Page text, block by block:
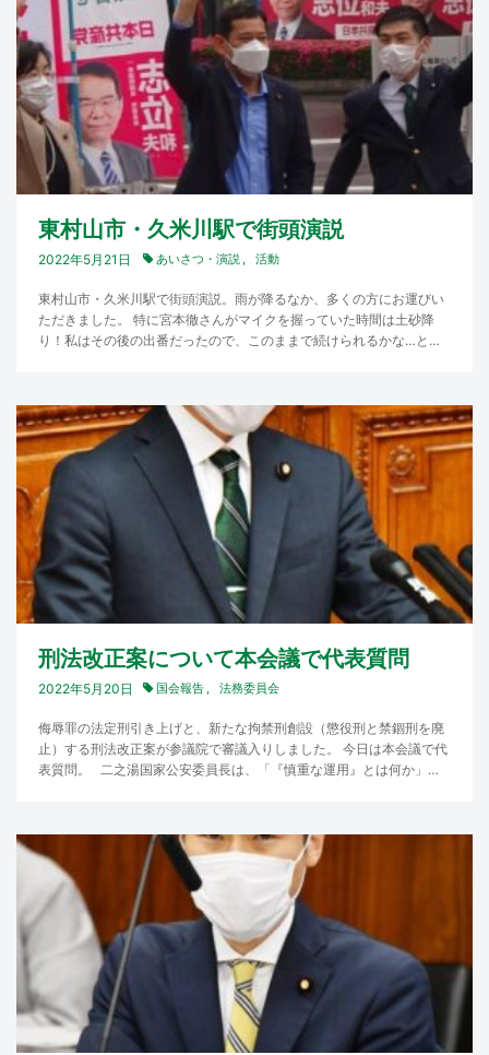
東村山市・久米川駅で街頭演説
2022年5月21日 あいさつ・演説 活動
東村山市・久米川駅で街頭演説。雨が降るなか、多くの方にお運びい
ただきました。 特に宮本徹さんがマイクを握っていた時間は土砂降
り！私はその後の出番だったので、このままで続けられるかな…と心
刑法改正案について本会議で代表質問
2022年5月20日 国会報告 法務委員会
侮辱罪の法定刑引き上げと、新たな拘禁刑創設（懲役刑と禁錮刑を廃
止）する刑法改正案が参議院で審議入りしました。 今日は本会議で代
表質問。 二之湯国家公安委員長は、「『慎重な運用』とは何か」と